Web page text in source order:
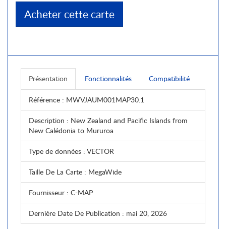
Acheter cette carte
Présentation Fonctionnalités Compatibilité
Référence : MWVJAUM001MAP30.1
Description : New Zealand and Pacific Islands from
New Calédonia to Mururoa
Type de données : VECTOR
Taille De La Carte : MegaWide
Fournisseur : C-MAP
Dernière Date De Publication : mai 20, 2026